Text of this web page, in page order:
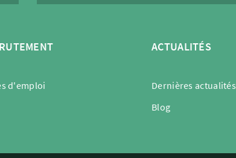
d'emploi
ACTUALITÉS
Dernières actualités
Blog